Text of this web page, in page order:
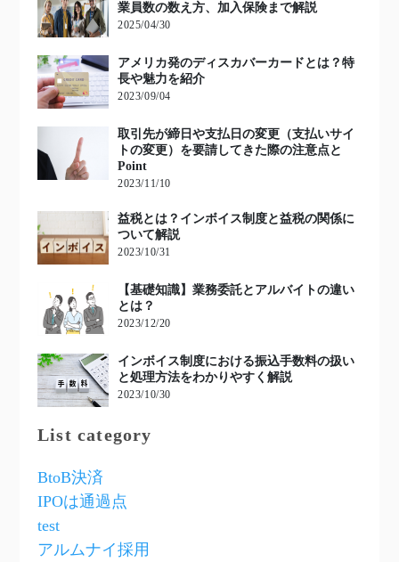
業員数の数え方、加入保険まで解説
2025/04/30
アメリカ発のディスカバーカードとは？特
長や魅力を紹介
2023/09/04
取引先が締日や支払日の変更（支払いサイ
トの変更）を要請してきた際の注意点と
Point
2023/11/10
益税とは？インボイス制度と益税の関係に
ついて解説
2023/10/31
【基礎知識】業務委託とアルバイトの違い
とは？
2023/12/20
インボイス制度における振込手数料の扱い
と処理方法をわかりやすく解説
2023/10/30
List category
BtoB決済
IPOは通過点
test
アルムナイ採用